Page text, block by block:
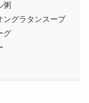
粥
ングラタンスープ
グ